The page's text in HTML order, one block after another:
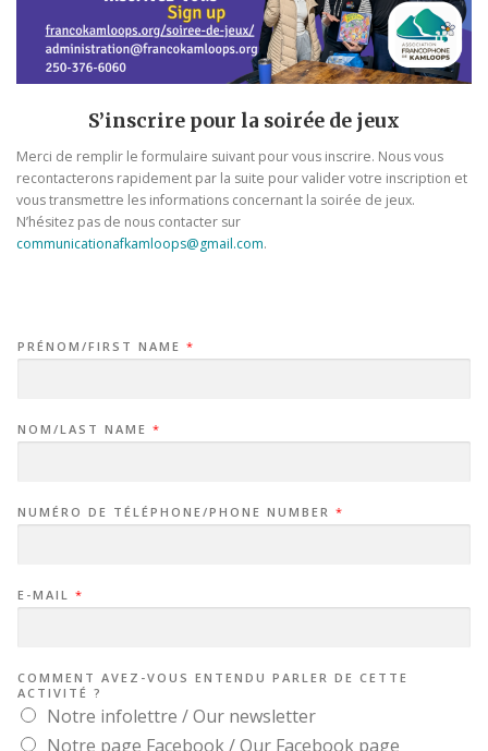
S’inscrire pour la soirée de jeux
Merci de remplir le formulaire suivant pour vous inscrire. Nous vous
recontacterons rapidement par la suite pour valider votre inscription et
vous transmettre les informations concernant la soirée de jeux.
N’hésitez pas de nous contacter sur
communicationafkamloops@gmail.com.
PRÉNOM/FIRST NAME *
NOM/LAST NAME *
NUMÉRO DE TÉLÉPHONE/PHONE NUMBER *
E-MAIL *
COMMENT AVEZ-VOUS ENTENDU PARLER DE CETTE
ACTIVITÉ ?
Notre infolettre / Our newsletter
Notre page Facebook / Our Facebook page